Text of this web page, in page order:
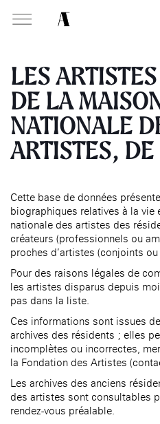
LES
DE LA
NATIONALE
ARTISTES,
Cette base de données
biographiques relatives à la vie
nationale des artistes des
créateurs (professionnels ou
proches d’artistes (conjoints ou
Pour des raisons légales de
les artistes disparus depuis
pas dans la liste.
Ces informations sont issues
archives des résidents ; elles
incomplètes ou incorrectes,
la Fondation des Artistes
Les archives des anciens
des artistes sont consultables
rendez-vous préalable.
PRÉSENTATION
Présentation de la
Fondation des Artistes
Histoire de la Fondation
des Artistes
Patrimoine
MISSIONS
Soutenir les écoles d’art
Aider à la production
Attribuer des ateliers
Diffuser dans son
d’art, laMABA
Promouvoir la scène
française à
Produire, dans la
de Moly-Sabata
Accompagner le grand
des artistes(EHPAD)
VISITEZ
À NOGENT-SUR-
des artistes, EHPAD
Bibliothèque
Smith-Lesouëf
Parc
À PARIS
Cabinet de curiosité et
Rotonde Balzac de
Salomon de Rothschild
Jardin public de l’Hôtel
Salomon de Rothschild